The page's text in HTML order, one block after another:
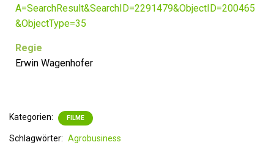
A=SearchResult&SearchID=2291479&ObjectID=200465
&ObjectType=35
Regie
Erwin Wagenhofer
Kategorien: FILME
Schlagwörter: Agrobusiness